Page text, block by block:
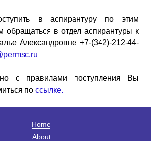
в аспирантуру по этим
обращаться в отдел аспирантуры к
Александровне +7-(342)-212-44-
с правилами поступления Вы
по ссылке.
Home
About